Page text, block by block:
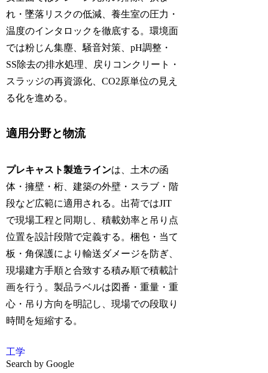
れ・墜落リスクの低減、養生室の圧力・
温度のインタロックを徹底する。環境面
では粉じん集塵、騒音対策、pH調整・
SS除去の排水処理、戻りコンクリート・
スラッジの再資源化、CO2原単位の見え
る化を進める。
適用分野と物流
プレキャスト製造ラインは、土木の函
体・擁壁・桁、建築の外壁・スラブ・階
段など広範に適用される。出荷ではJIT
で現場工程と同期し、積載効率と吊り点
位置を設計段階で定義する。梱包・当て
板・角保護により輸送ダメージを防ぎ、
現場建方手順と合致する積み順で積載計
画を行う。製品ラベルは図番・重量・重
心・吊り方向を明記し、現場での段取り
時間を短縮する。
工学
Search by Google